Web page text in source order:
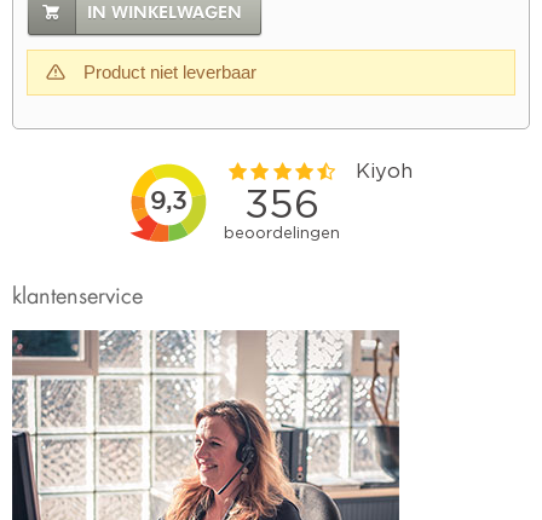
IN WINKELWAGEN
Product niet leverbaar
klantenservice